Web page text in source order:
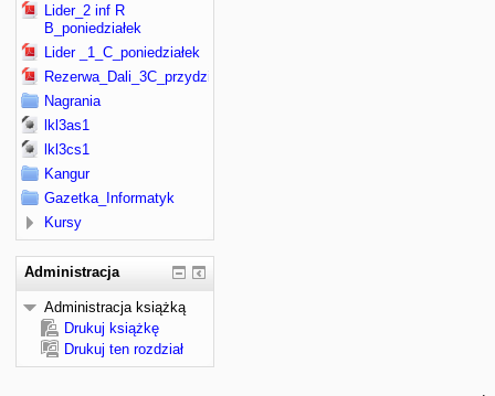
Lider_2 inf R
B_poniedziałek
Lider _1_C_poniedziałek
Rezerwa_Dali_3C_przydział
Nagrania
lkl3as1
lkl3cs1
Kangur
Gazetka_Informatyk
Kursy
Administracja
Administracja książką
Drukuj książkę
Drukuj ten rozdział